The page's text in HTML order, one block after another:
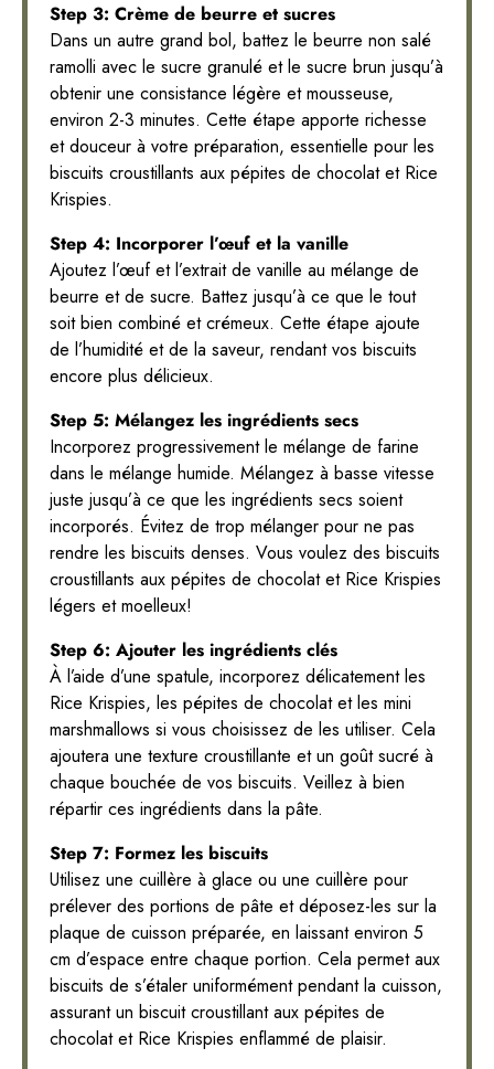
Step 3: Crème de beurre et sucres
Dans un autre grand bol, battez le beurre non salé
ramolli avec le sucre granulé et le sucre brun jusqu’à
obtenir une consistance légère et mousseuse,
environ 2-3 minutes. Cette étape apporte richesse
et douceur à votre préparation, essentielle pour les
biscuits croustillants aux pépites de chocolat et Rice
Krispies.
Step 4: Incorporer l’œuf et la vanille
Ajoutez l’œuf et l’extrait de vanille au mélange de
beurre et de sucre. Battez jusqu’à ce que le tout
soit bien combiné et crémeux. Cette étape ajoute
de l’humidité et de la saveur, rendant vos biscuits
encore plus délicieux.
Step 5: Mélangez les ingrédients secs
Incorporez progressivement le mélange de farine
dans le mélange humide. Mélangez à basse vitesse
juste jusqu’à ce que les ingrédients secs soient
incorporés. Évitez de trop mélanger pour ne pas
rendre les biscuits denses. Vous voulez des biscuits
croustillants aux pépites de chocolat et Rice Krispies
légers et moelleux!
Step 6: Ajouter les ingrédients clés
À l’aide d’une spatule, incorporez délicatement les
Rice Krispies, les pépites de chocolat et les mini
marshmallows si vous choisissez de les utiliser. Cela
ajoutera une texture croustillante et un goût sucré à
chaque bouchée de vos biscuits. Veillez à bien
répartir ces ingrédients dans la pâte.
Step 7: Formez les biscuits
Utilisez une cuillère à glace ou une cuillère pour
prélever des portions de pâte et déposez-les sur la
plaque de cuisson préparée, en laissant environ 5
cm d’espace entre chaque portion. Cela permet aux
biscuits de s’étaler uniformément pendant la cuisson,
assurant un biscuit croustillant aux pépites de
chocolat et Rice Krispies enflammé de plaisir.